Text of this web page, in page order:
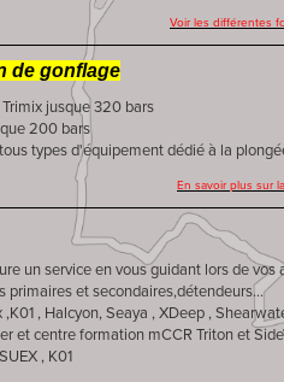
Voir les différentes
de gonflage
jusque 320 bars
200 bars
types d'équipement dédié à la
En savoir plus sur
un service en vous guidant lors de
primaires et secondaires,détendeurs...
, Halcyon, Seaya , XDeep ,
et centre formation mCCR Triton et
, K01